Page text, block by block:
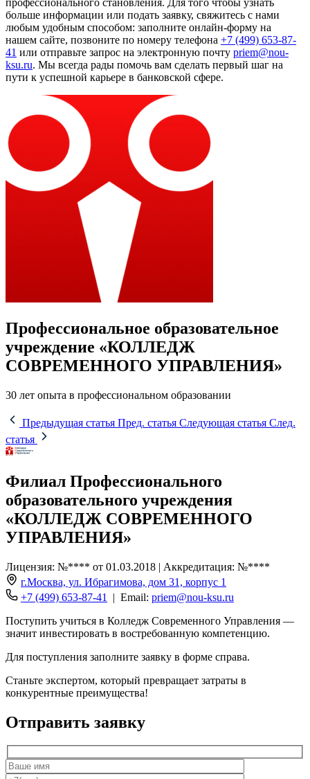
профессионального становления. Для того чтобы узнать
больше информации или подать заявку, свяжитесь с нами
любым удобным способом: заполните онлайн-форму на
нашем сайте, позвоните по номеру телефона +7 (499) 653-87-
41 или отправьте запрос на электронную почту priem@nou-
ksu.ru. Мы всегда рады помочь вам сделать первый шаг на
пути к успешной карьере в банковской сфере.
Профессиональное образовательное
учреждение «КОЛЛЕДЖ
СОВРЕМЕННОГО УПРАВЛЕНИЯ»
30 лет опыта в профессиональном образовании
Предыдущая статья Пред. статья Следующая статья След.
статья
Филиал Профессионального
образовательного учреждения
«КОЛЛЕДЖ СОВРЕМЕННОГО
УПРАВЛЕНИЯ»
Лицензия: №**** от 01.03.2018 | Аккредитация: №****
г.Москва, ул. Ибрагимова, дом 31, корпус 1
+7 (499) 653-87-41
| Email: priem@nou-ksu.ru
Поступить учиться в Колледж Современного Управления —
значит инвестировать в востребованную компетенцию.
Для поступления заполните заявку в форме справа.
Станьте экспертом, который превращает затраты в
конкурентные преимущества!
Отправить заявку